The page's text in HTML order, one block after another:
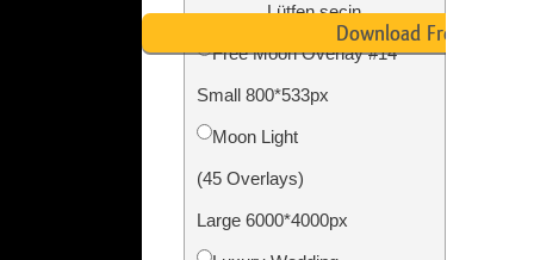
Fotoğraf Restorasyon Hizmetleri
Lütfen seçin
Free Moon Overlay #14
Small 800*533px
Moon Light
(45 Overlays)
Large 6000*4000px
Download Free